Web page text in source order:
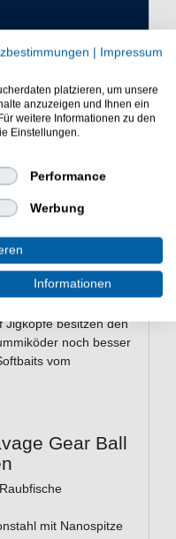
rund
gut zum
25 Jighaken - Die
Gear sind scharfe
Jigköpfe besitzen den
noch besser
vom
Gear Ball
mit Nanospitze
| Impressum
platzieren, um unsere
anzuzeigen und Ihnen ein
weitere Informationen zu den
Einstellungen.
Performance
Werbung
Informationen